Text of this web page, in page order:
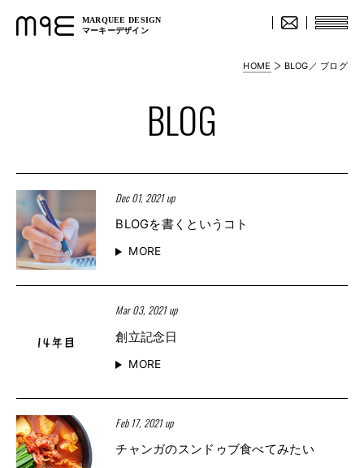
MARQUEE DESIGN
マーキーデザイン
HOME BLOG／ ブログ
BLOG
Dec 01, 2021 up
BLOGを書くというコト
MORE
Mar 03, 2021 up
創立記念日
MORE
Feb 17, 2021 up
チャンガのスンドゥブ食べてみたい